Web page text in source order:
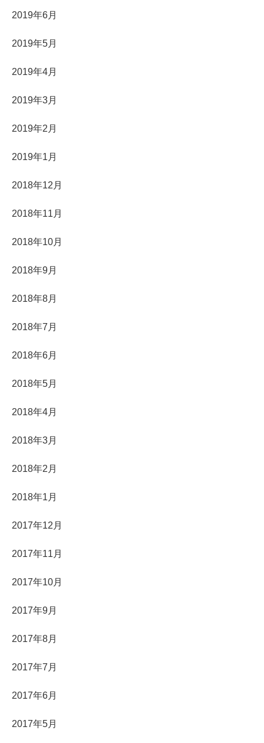
2019年6月
2019年5月
2019年4月
2019年3月
2019年2月
2019年1月
2018年12月
2018年11月
2018年10月
2018年9月
2018年8月
2018年7月
2018年6月
2018年5月
2018年4月
2018年3月
2018年2月
2018年1月
2017年12月
2017年11月
2017年10月
2017年9月
2017年8月
2017年7月
2017年6月
2017年5月